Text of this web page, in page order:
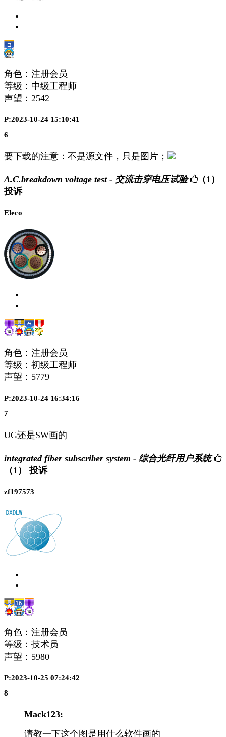
角色：注册会员
等级：中级工程师
声望： 2542
P:2023-10-24 15:10:41
6
要下载的注意：不是源文件，只是图片；
A.C.breakdown voltage test - 交流击穿电压试验
（1）
投诉
Eleco
角色：注册会员
等级：初级工程师
声望： 5779
P:2023-10-24 16:34:16
7
UG还是SW画的
integrated fiber subscriber system - 综合光纤用户系统
（1）
投诉
zf197573
角色：注册会员
等级：技术员
声望： 5980
P:2023-10-25 07:24:42
8
Mack123:
请教一下这个图是用什么软件画的